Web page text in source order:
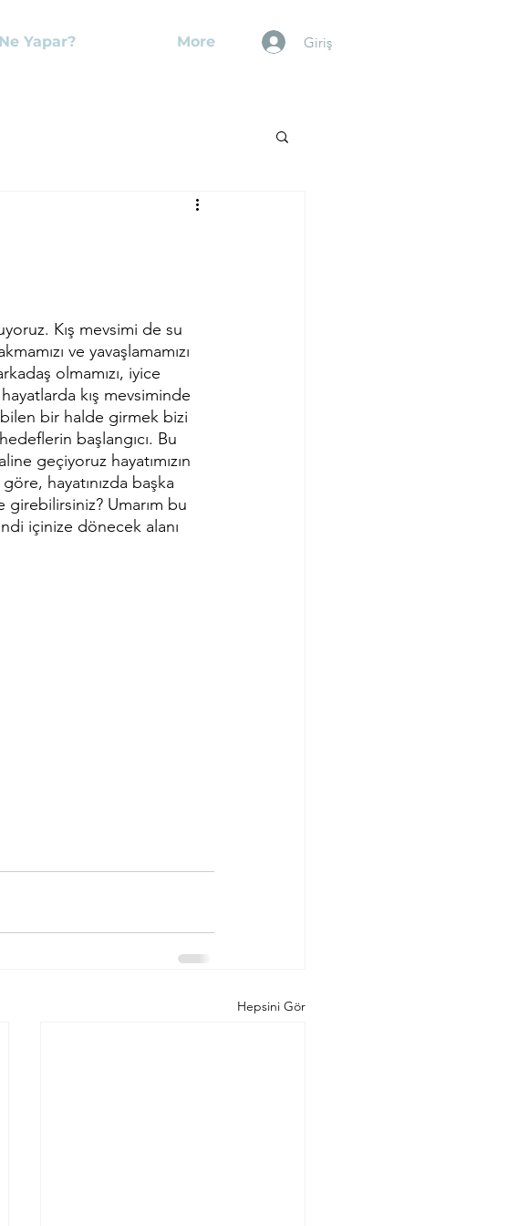
Ne Yapar? More Giriş
Kış mevsimi de su
ve yavaşlamamızı
olmamızı, iyice
kış mevsiminde
bilen bir halde girmek bizi
başlangıcı. Bu
geçiyoruz hayatımızın
hayatınızda başka
Umarım bu
içinize dönecek alanı
Hepsini Gör